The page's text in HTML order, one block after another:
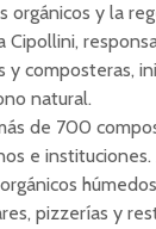
orgánicos y la
Cipollini,
composteras,
natural.
de 700
e
pizzerías y